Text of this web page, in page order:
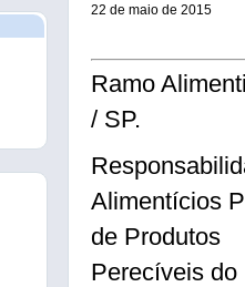
22 de maio de 2015
Ramo
/ SP.
Alimentícios
de Produtos
Perecíveis do